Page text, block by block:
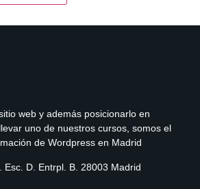
web y además posicionarlo en
uno de nuestros cursos, somos el
de Wordpress en Madrid
Esc. D. Entrpl. B. 28003 Madrid